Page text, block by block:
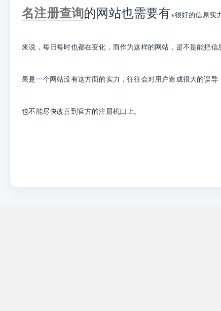
名注册查询的网站也需要有v很好的信息实
来说，每日每时也都在变化，而作为这样的网站，是不是能把信
果是一个网站没有这方面的实力，往往会对用户造成很大的误导
也不能尽快改善到官方的注册机口上。